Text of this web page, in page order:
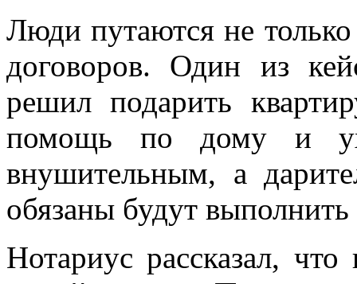
Люди путаются не
договоров. Один из
решил подарить
помощь по дому и
внушительным, а
обязаны будут выполнить
Нотариус рассказал,